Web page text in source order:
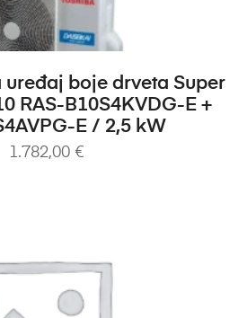
U KOŠARICU
uređaj boje drveta Super
RAS-B10S4KVDG-E +
E / 2,5 kW
1.782,00 €